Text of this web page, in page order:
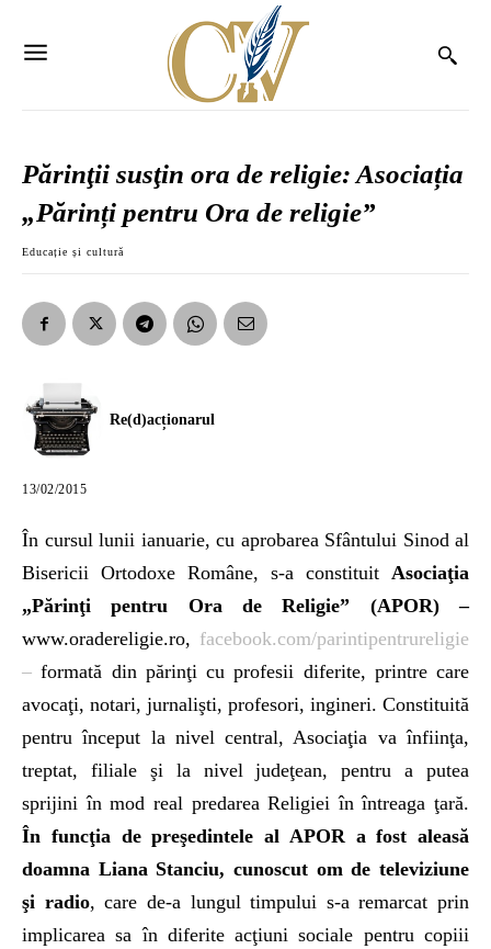
Părinţii susţin ora de religie: Asociația
„Părinți pentru Ora de religie”
Educație și cultură
Re(d)acționarul
13/02/2015
În cursul lunii ianuarie, cu aprobarea Sfântului Sinod al
Bisericii Ortodoxe Române, s-a constituit Asociaţia
„Părinţi pentru Ora de Religie” (APOR) –
www.oradereligie.ro, facebook.com/parintipentrureligie
– formată din părinţi cu profesii diferite, printre care
avocaţi, notari, jurnalişti, profesori, ingineri. Constituită
pentru început la nivel central, Asociaţia va înfiinţa,
treptat, filiale şi la nivel judeţean, pentru a putea
sprijini în mod real predarea Religiei în întreaga ţară.
În funcţia de preşedintele al APOR a fost aleasă
doamna Liana Stanciu, cunoscut om de televiziune
şi radio, care de-a lungul timpului s-a remarcat prin
implicarea sa în diferite acţiuni sociale pentru copiii